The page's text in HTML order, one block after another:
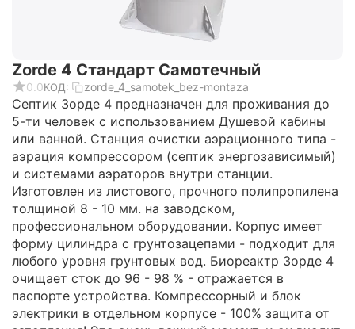
Zorde 4 Стандарт Самотечный
0.0КОД: zorde_4_samotek_bez-montaza
Септик Зорде 4 предназначен для проживания до
5-ти человек с использованием Душевой кабины
или ванной. Станция очистки аэрационного типа -
аэрация компрессором (септик энергозависимый)
и системами аэраторов внутри станции.
Изготовлен из листового, прочного полипропилена
толщиной 8 - 10 мм. на заводском,
профессиональном оборудовании. Корпус имеет
форму цилиндра с грунтозацепами - подходит для
любого уровня грунтовых вод. Биореактр Зорде 4
очищает сток до 96 - 98 % - отражается в
паспорте устройства. Компрессорный и блок
электрики в отдельном корпусе - 100% защита от